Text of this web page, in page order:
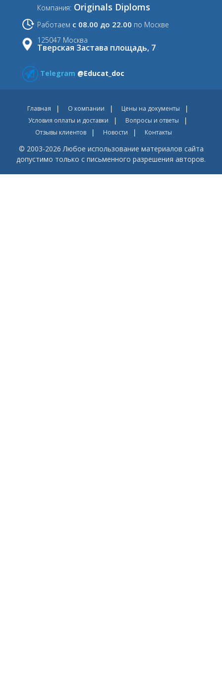
Компания: Originals Diploms
Работаем с 08.00 до 22.00 по Москве
125047 Москва
Тверская Застава площадь, 7
Telegram @Educat_doc
Главная О компании
Цены на документы
Условия оплаты и доставки
Вопросы и ответы
Отзывы клиентов
Новости Контакты
© 2003-2026 Любое использование материалов сайта
допустимо только с письменного разрешения авторов.